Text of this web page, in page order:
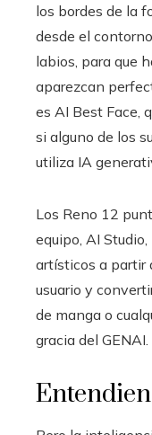
los bordes de la
desde el
labios, para que
aparezcan
es AI Best Face,
si alguno de los
utiliza IA
Los Reno 12
equipo, AI
artísticos a partir
usuario y
de manga o
gracia del GENAI. .